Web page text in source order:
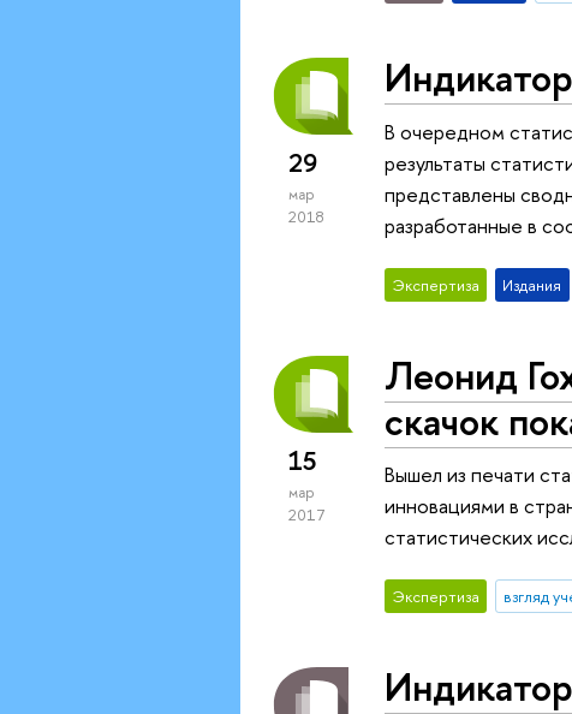
29
мар
2018
В очередном
результаты
представлены
разработанные в
Экспертиза Издания
15
мар
2017
Леонид
скачок
Вышел из печати
инновациями в
статистических
Экспертиза взгляд